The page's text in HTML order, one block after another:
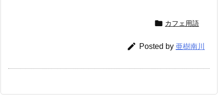
 カフェ用語
 Posted by 亜樹南川